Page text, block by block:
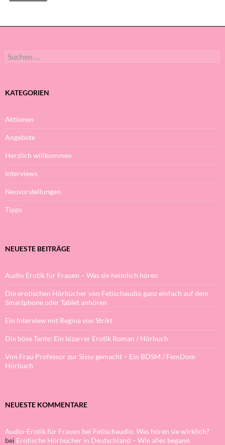
Suche
nach:
KATEGORIEN
Aktionen
Angebote
Herzlich willkommen
Interviews
Neuvorstellungen
Tipps
NEUESTE BEITRÄGE
Audio Erotik für Frauen – Was sie heimlich hören
Die erotischen Hörbücher von Fetischaudio ganz einfach auf dem
Smartphone oder Tablet anhören
Ein Interview mit Regina von Strikt
Die böse Tante: Ein bizarrer Erotik Roman / Hörbuch
Von Frau Professor zur Sissy gemacht – Ein BDSM / FemDom
Hörbuch
NEUESTE KOMMENTARE
Audio-Erotik für Frauen bei Fetischaudio. Was hören sie wirklich?
bei Erotische Hörbücher in Deutschland – Wie alles begann